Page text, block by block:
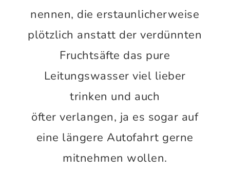
nennen, die erstaunlicherweise
plötzlich anstatt der verdünnten
Fruchtsäfte das pure
Leitungswasser viel lieber
trinken und auch
öfter verlangen, ja es sogar auf
eine längere Autofahrt gerne
mitnehmen wollen.